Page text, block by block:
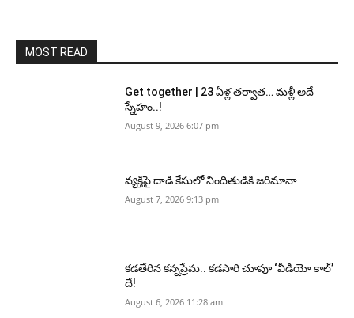
MOST READ
Get together | 23 ఏళ్ల తర్వాత… మళ్లీ అదే
స్నేహం..!
August 9, 2026 6:07 pm
వ్యక్తిపై దాడి కేసులో నిందితుడికి జరిమానా
August 7, 2026 9:13 pm
కడతేరిన కన్నప్రేమ.. కడసారి చూపూ ‘వీడియో కాల్’
దే!
August 6, 2026 11:28 am